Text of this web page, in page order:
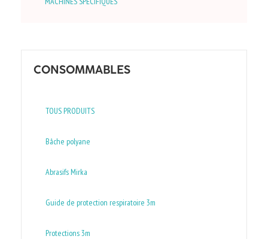
CONSOMMABLES
TOUS PRODUITS
Bâche polyane
Abrasifs Mirka
Guide de protection respiratoire 3m
Protections 3m